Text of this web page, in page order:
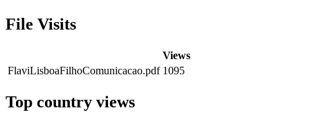
File Visits
Views
FlaviLisboaFilhoComunicacao.pdf 1095
Top country views